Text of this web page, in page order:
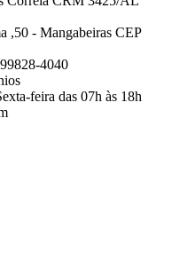
,50 - Mangabeiras CEP
4040
feira das 07h às 18h